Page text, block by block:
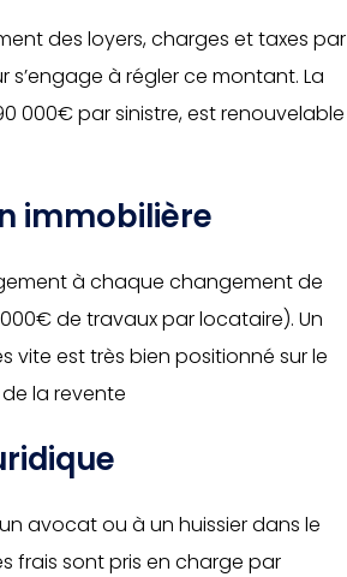
des loyers, charges et taxes par
s’engage à régler ce montant. La
000€ par sinistre, est renouvelable
immobilière
à chaque changement de
de travaux par locataire). Un
vite est très bien positionné sur le
la revente
avocat ou à un huissier dans le
frais sont pris en charge par